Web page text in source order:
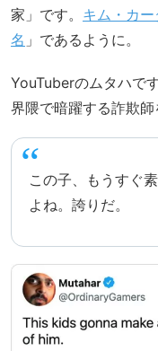
家」です。 キム・カ
名 」であるように。
YouTuberのムタハで
界隈で暗躍する詐欺師
この子、もうすぐ
よね。誇りだ。